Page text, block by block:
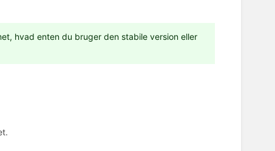
hvad enten du bruger den stabile version eller